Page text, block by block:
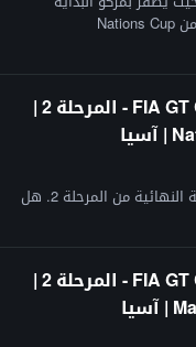
ويطمح لتحقيق فوز مزدوج باللقب في كل من Nations Cup
سلسلة "FIA GT Championships" 2020 - المرحلة 2 |
يغيب السائق المتصدر "كوكوبون" عن الجولة النهائية من المرحلة 2. هل
سلسلة "FIA GT Championships" 2020 - المرحلة 2 |